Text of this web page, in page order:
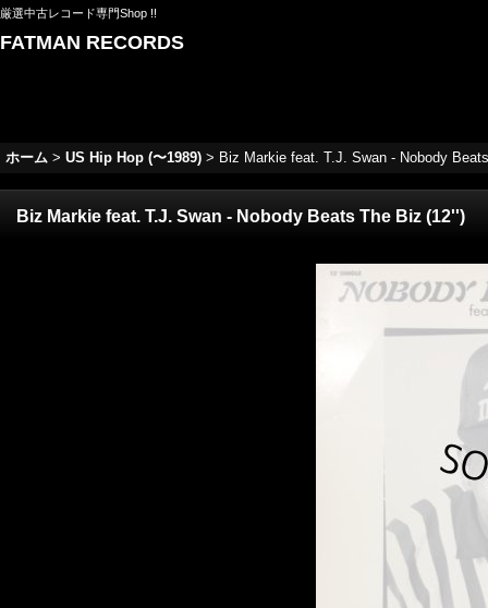
厳選中古レコード専門Shop !!
FATMAN RECORDS
ホーム > US Hip Hop (〜1989) > Biz Markie feat. T.J. Swan - Nobody
Biz Markie feat. T.J. Swan - Nobody Beats The Biz (12'')